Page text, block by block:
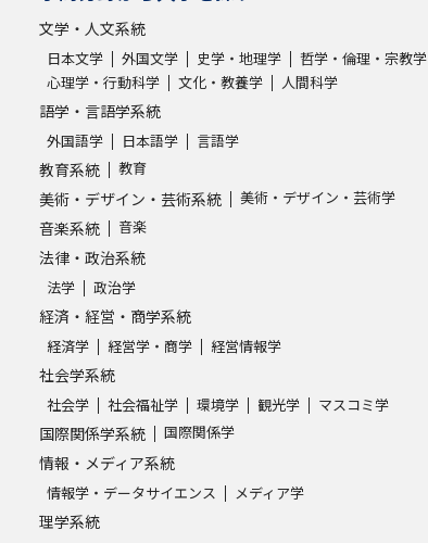
文学・人文系統
日本文学 外国文学 史学・地理学
哲学・倫理・宗教学
心理学・行動科学
文化・教養学 人間科学
語学・言語学系統
外国語学 日本語学 言語学
教育系統 教育
美術・デザイン・芸術系統 美術・デザイン・芸術学
音楽系統 音楽
法律・政治系統
法学 政治学
経済・経営・商学系統
経済学 経営学・商学 経営情報学
社会学系統
社会学 社会福祉学 環境学 観光学 マスコミ学
国際関係学系統 国際関係学
情報・メディア系統
情報学・データサイエンス メディア学
理学系統